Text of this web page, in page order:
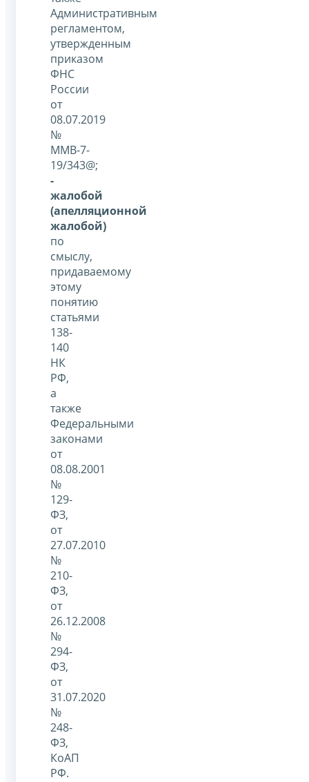
Административным
регламентом,
утвержденным
приказом
ФНС
России
от
08.07.2019
№
ММВ-7-
19/343@;
-
жалобой
(апелляционной
жалобой)
по
смыслу,
придаваемому
этому
понятию
статьями
138-
140
НК
РФ,
а
также
Федеральными
законами
от
08.08.2001
№
129-
ФЗ,
от
27.07.2010
№
210-
ФЗ,
от
26.12.2008
№
294-
ФЗ,
от
31.07.2020
№
248-
ФЗ,
КоАП
РФ.